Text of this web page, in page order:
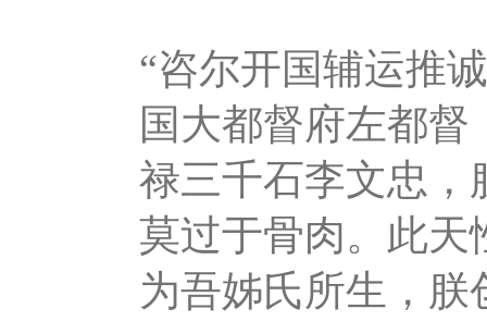
“咨尔开国辅运推
国大都督府左都
禄三千石李文忠，
莫过于骨肉。此天
为吾姊氏所生，